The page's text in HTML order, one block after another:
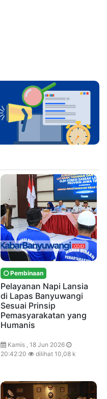
Pembinaan
Pelayanan Napi Lansia
di Lapas Banyuwangi
Sesuai Prinsip
Pemasyarakatan yang
Humanis
Kamis , 18 Jun 2026
20:42:20
dilihat 10,08 k